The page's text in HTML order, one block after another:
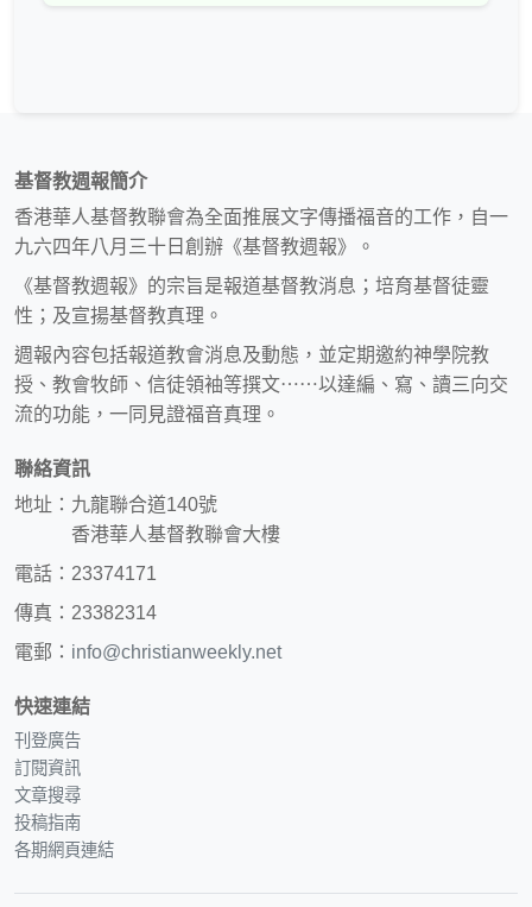
基督教週報簡介
香港華人基督教聯會為全面推展文字傳播福音的工作，自一
九六四年八月三十日創辦《基督教週報》。
《基督教週報》的宗旨是報道基督教消息；培育基督徒靈
性；及宣揚基督教真理。
週報內容包括報道教會消息及動態，並定期邀約神學院教
授、教會牧師、信徒領袖等撰文⋯⋯以達編、寫、讀三向交
流的功能，一同見證福音真理。
聯絡資訊
地址：九龍聯合道140號
香港華人基督教聯會大樓
電話：23374171
傳真：23382314
電郵： info@christianweekly.net
快速連結
刊登廣告
訂閱資訊
文章搜尋
投稿指南
各期網頁連結